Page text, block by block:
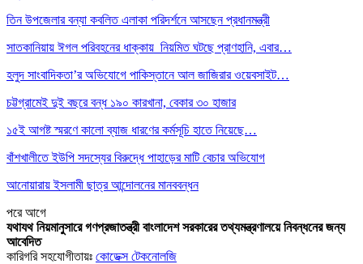
তিন উপজেলার বন্যা কবলিত এলাকা পরিদর্শনে আসছেন প্রধানমন্ত্রী
সাতকানিয়ায় ঈগল পরিবহনের ধাক্কায় নিয়মিত ঘটছে প্রাণহানি, এবার…
হলুদ সাংবাদিকতা’র অভিযোগে পাকিস্তানে আল জাজিরার ওয়েবসাইট…
চট্টগ্রামেই দুই বছরে বন্ধ ১৯০ কারখানা, বেকার ৩০ হাজার
১৫ই আগষ্ট স্মরণে কালো ব্যাজ ধারণের কর্মসূচি হাতে নিয়েছে…
বাঁশখালীতে ইউপি সদস্যের বিরুদ্ধে পাহাড়ের মাটি বেচার অভিযোগ
আনোয়ারায় ইসলামী ছাত্র আন্দোলনের মানববন্ধন
পরেআগে
যথাযথ নিয়মানুসারে গণপ্রজাতন্ত্রী বাংলাদেশ সরকারের তথ্যমন্ত্রণালয়ে নিবন্ধনের জন্য
আবেদিত
কারিগরি সহযোগীতায়ঃ কোডেক্স টেকনোলজি